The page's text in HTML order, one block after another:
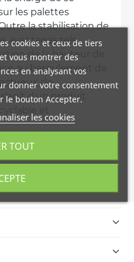
les palettes
la stabilisation de
avantages tels
de la hauteur de
au basculement de
de
d'un produit
mediante agencia TSB.
cookies et ceux de tiers
vous montrer des
en analysant vos
donner votre consentement
le bouton Accepter.
les cookies
TOUT